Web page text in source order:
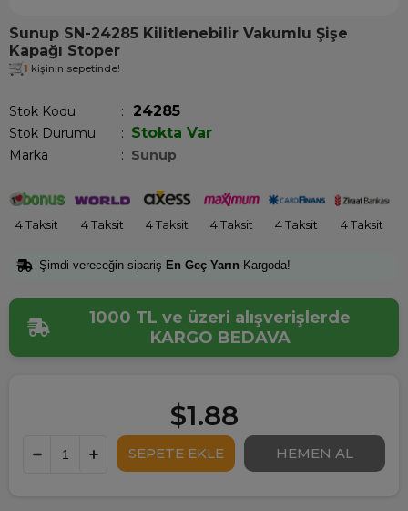
Sunup SN-24285 Kilitlenebilir Vakumlu Şişe
Kapağı Stoper
Stok Kodu 24285
Stok Durumu : Stokta Var
Marka : Sunup
4 Taksit 4 Taksit 4 Taksit 4 Taksit 4 Taksit 4 Taksit
Şimdi vereceğin sipariş En Geç Yarın Kargoda!
1000 TL ve üzeri alışverişlerde
KARGO BEDAVA
$1.88